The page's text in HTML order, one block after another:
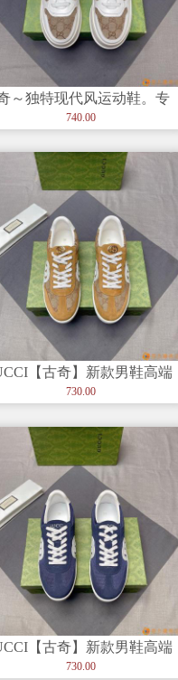
～独特现代风运动鞋。专
代购?休闲?? 意大利进口原版
740.00
【古奇】新款男鞋高端
牌，最新時尚休闲男鞋，潮
730.00
【古奇】新款男鞋高端
牌，最新時尚休闲男鞋，潮
730.00